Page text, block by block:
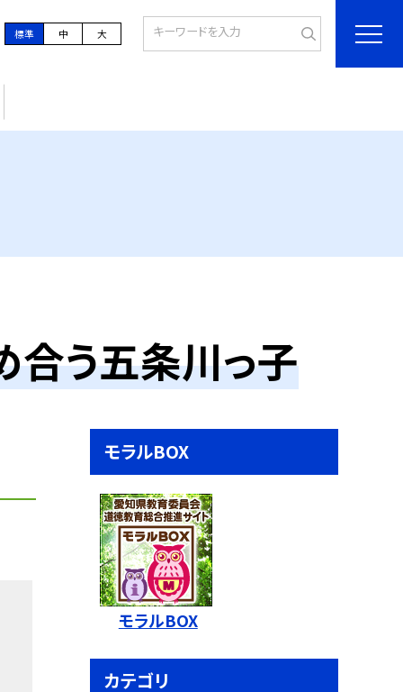
標準 中 大
う五条川っ子
モラルBOX
モラルBOX
カテゴリ